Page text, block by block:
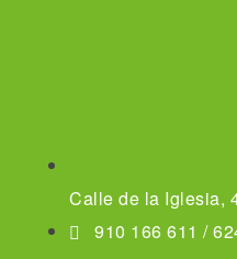
Calle de la Iglesia,
910 166 611 /